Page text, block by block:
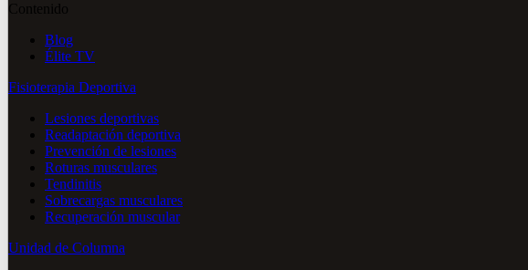
Contenido
Blog
Élite TV
Fisioterapia Deportiva
Lesiones deportivas
Readaptación deportiva
Prevención de lesiones
Roturas musculares
Tendinitis
Sobrecargas musculares
Recuperación muscular
Unidad de Columna